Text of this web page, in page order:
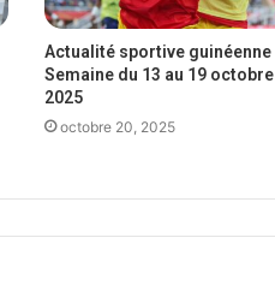
Actualité sportive guinéenne
Semaine du 13 au 19 octobre
2025
octobre 20, 2025